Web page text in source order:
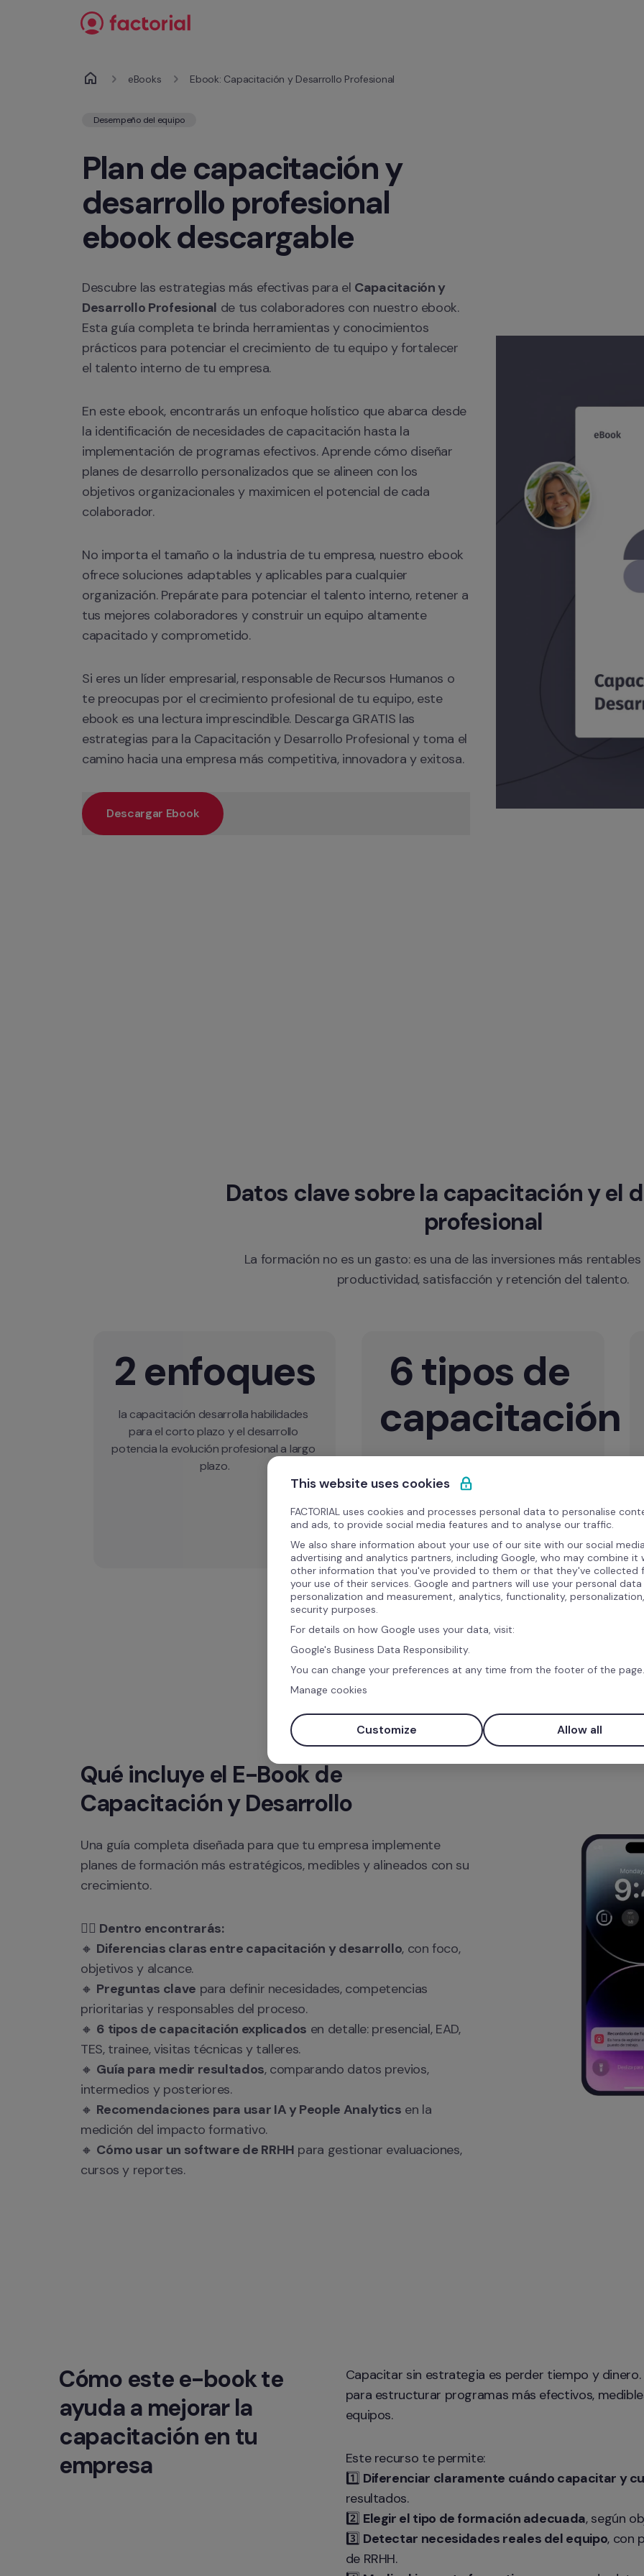
eBooks Ebook: Capacitación y Desarrollo Profesional
Desempeño del equipo
Plan de capacitación y
desarrollo profesional
ebook descargable
Descubre las estrategias más efectivas para el Capacitación y
Desarrollo Profesional de tus colaboradores con nuestro ebook.
Esta guía completa te brinda herramientas y conocimientos
prácticos para potenciar el crecimiento de tu equipo y fortalecer
el talento interno de tu empresa.
En este ebook, encontrarás un enfoque holístico que abarca desde
la identificación de necesidades de capacitación hasta la
implementación de programas efectivos. Aprende cómo diseñar
planes de desarrollo personalizados que se alineen con los
objetivos organizacionales y maximicen el potencial de cada
colaborador.
No importa el tamaño o la industria de tu empresa, nuestro ebook
ofrece soluciones adaptables y aplicables para cualquier
organización. Prepárate para potenciar el talento interno, retener a
tus mejores colaboradores y construir un equipo altamente
capacitado y comprometido.
Si eres un líder empresarial, responsable de Recursos Humanos o
te preocupas por el crecimiento profesional de tu equipo, este
ebook es una lectura imprescindible. Descarga GRATIS las
estrategias para la Capacitación y Desarrollo Profesional y toma el
camino hacia una empresa más competitiva, innovadora y exitosa.
Descargar Ebook
Datos clave sobre la capacitación y el
profesional
La formación no es un gasto: es una de las inversiones más
productividad, satisfacción y retención del talento.
2 enfoques
la capacitación desarrolla habilidades
para el corto plazo y el desarrollo
potencia la evolución profesional a largo
6 tipos de
capacitación
presencial, EAD, TES, trainee, visitas
técnicas y talleres, cada una con usos y
Qué incluye el E-Book de
Capacitación y Desarrollo
Una guía completa diseñada para que tu empresa implemente
planes de formación más estratégicos, medibles y alineados con su
crecimiento.
👉🏻 Dentro encontrarás:
🔸 Diferencias claras entre capacitación y desarrollo, con foco,
objetivos y alcance.
🔸 Preguntas clave para definir necesidades, competencias
prioritarias y responsables del proceso.
🔸 6 tipos de capacitación explicados en detalle: presencial, EAD,
TES, trainee, visitas técnicas y talleres.
🔸 Guía para medir resultados, comparando datos previos,
intermedios y posteriores.
🔸 Recomendaciones para usar IA y People Analytics en la
medición del impacto formativo.
🔸 Cómo usar un software de RRHH para gestionar evaluaciones,
cursos y reportes.
Cómo este e-book te
ayuda a mejorar la
capacitación en tu
empresa
Capacitar sin estrategia es perder tiempo y
para estructurar programas más efectivos,
equipos.
Este recurso te permite:
1️⃣ Diferenciar claramente cuándo capacitar y
resultados.
2️⃣ Elegir el tipo de formación adecuada, según
3️⃣ Detectar necesidades reales del equipo, con
de RRHH.
This website uses cookies
FACTORIAL uses cookies and processes personal data to personalise
and ads, to provide social media features and to analyse our traffic.
We also share information about your use of our site with our social
advertising and analytics partners, including Google, who may combine it
other information that you've provided to them or that they've collected
your use of their services. Google and partners will use your personal
personalization and measurement, analytics, functionality,
security purposes.
For details on how Google uses your data, visit:
Google's Business Data Responsibility.
You can change your preferences at any time from the footer of the page.
Manage cookies
Customize Allow all